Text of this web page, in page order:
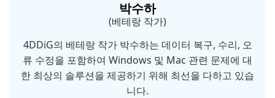
박수하
(베테랑 작가)
4DDiG의 베테랑 작가 박수하는 데이터 복구, 수리, 오
류 수정을 포함하여 Windows 및 Mac 관련 문제에 대
한 최상의 솔루션을 제공하기 위해 최선을 다하고 있습
니다.